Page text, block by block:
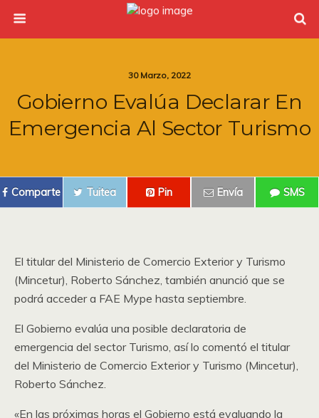
30 Marzo, 2022
Gobierno Evalúa Declarar En
Emergencia Al Sector Turismo
Comparte Tuitea Pin Envía SMS
El titular del Ministerio de Comercio Exterior y Turismo
(Mincetur), Roberto Sánchez, también anunció que se
podrá acceder a FAE Mype hasta septiembre.
El Gobierno evalúa una posible declaratoria de
emergencia del sector Turismo, así lo comentó el titular
del Ministerio de Comercio Exterior y Turismo (Mincetur),
Roberto Sánchez.
«En las próximas horas el Gobierno está evaluando la